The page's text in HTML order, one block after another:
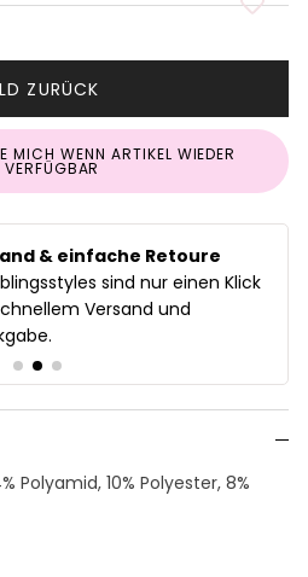
ZURÜCK
MICH WENN ARTIKEL WIEDER
VERFÜGBAR
& einfache Retoure
sind nur einen Klick
Versand und
Polyamid, 10% Polyester, 8%